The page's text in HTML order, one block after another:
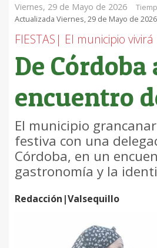
Viernes, 29 de Mayo de 2026
Actualizada Viernes, 29 de Mayo de
FIESTAS| El municipio
De Córdoba
encuentro
El municipio
festiva con una
Córdoba, en un
gastronomía y la
Redacción|Valsequillo